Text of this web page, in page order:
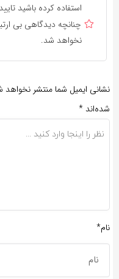
استفاده کرده باشید
چنانچه دیدگاهی بی
نخواهد شد.
نشانی ایمیل شما منتشر نخواهد
شده‌اند *
نام*